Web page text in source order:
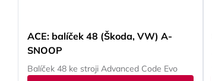
ACE: balíček 48 (Škoda, VW) A-
SNOOP
Balíček 48 ke stroji Advanced Code Evo